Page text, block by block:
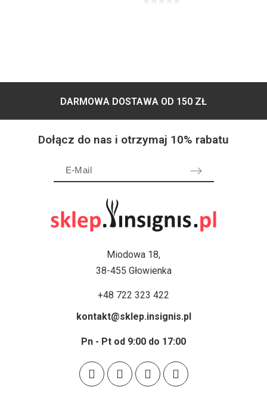
DARMOWA DOSTAWA OD 150 ZŁ
Dołącz do nas i otrzymaj 10% rabatu
Miodowa 18,
38-455 Głowienka
+48 722 323 422
kontakt@sklep.insignis.pl
Pn - Pt od 9:00 do 17:00